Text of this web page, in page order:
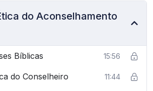
do Aconselhamento
Bíblicas 15:56
do Conselheiro 11:44